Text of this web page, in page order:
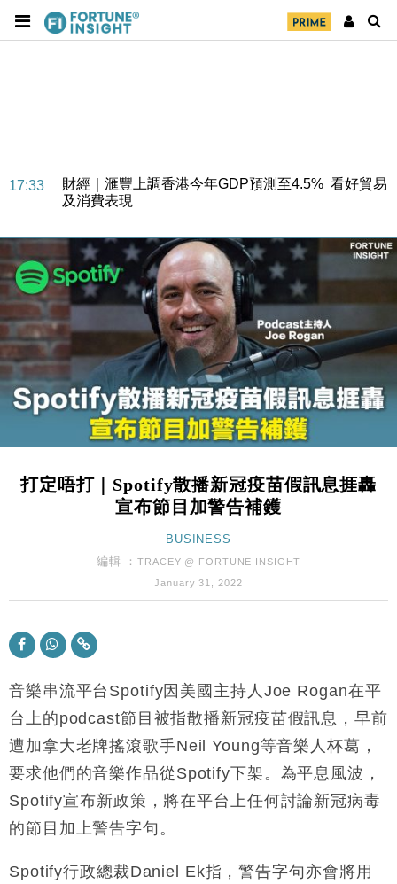
17:33
財經｜滙豐上調香港今年GDP預測至4.5% 看好貿易
及消費表現
損失近6900萬元
16:05
財經｜日經失守6.5萬點後回穩 全周仍升近2%
15:47
財經｜恒隆10月換帥 玩具「反」斗城亞洲CEO蔡德
粦接任
15:11
財經｜韓股反覆波動收跌 連挫7周創逾3年最長跌勢
13:44
財經｜內地7月美元計價出口增近24%勝預期 貿易順
差達1125億美元
12:44
財經｜日本春季三度入市撐日圓 4月單日斥6.28萬億
11:12
國際｜特朗普料美伊戰事快結束 承認部分彈藥庫存緊
財經｜SA售股自救後再出手 斥4億美元押注未上市公
財經｜華僑銀行上半年淨利創新高 中期息增15%至
47仙
17:33
及消費表現
損失近6900萬元
16:05
財經｜日經失守6.5萬點後回穩 全周仍升近2%
財經｜恒隆10月換帥 玩具「反」斗城亞洲CEO蔡德
粦接任
15:11
財經｜韓股反覆波動收跌 連挫7周創逾3年最長跌勢
差達1125億美元
打定唔打｜Spotify散播新冠疫苗假訊息捱轟
宣布節目加警告補鑊
BUSINESS
編輯 ：TRACEY @ FORTUNE INSIGHT
January 31, 2022
音樂串流平台Spotify因美國主持人Joe Rogan在平
台上的podcast節目被指散播新冠疫苗假訊息，早前
遭加拿大老牌搖滾歌手Neil Young等音樂人杯葛，
要求他們的音樂作品從Spotify下架。為平息風波，
Spotify宣布新政策，將在平台上任何討論新冠病毒
的節目加上警告字句。
Spotify行政總裁Daniel Ek指，警告字句亦會將用